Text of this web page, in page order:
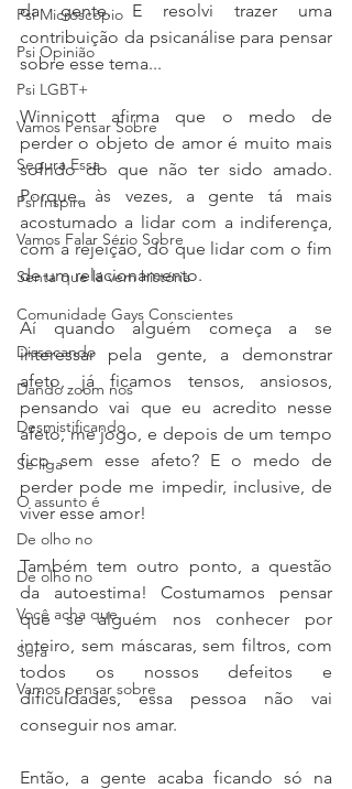
Psi Microscópio
Psi Opinião
Psi LGBT+
Vamos Pensar Sobre
Segura Essa
Psi Inspira
Vamos Falar Sério Sobre
Senta que lá vem história
Comunidade Gays Conscientes
Dissecando
Dando zoom nos
Desmistificando
Se liga
O assunto é
De olho no
De olho no
Você acha que
Será
Vamos pensar sobre
da gente. E resolvi trazer uma
contribuição da psicanálise para pensar
sobre esse tema...
Winnicott afirma que o medo de
perder o objeto de amor é muito mais
sofrido do que não ter sido amado.
Porque, às vezes, a gente tá mais
acostumado a lidar com a indiferença,
com a rejeição, do que lidar com o fim
de um relacionamento.
Aí quando alguém começa a se
interessar pela gente, a demonstrar
afeto, já ficamos tensos, ansiosos,
pensando vai que eu acredito nesse
afeto, me jogo, e depois de um tempo
fico sem esse afeto? E o medo de
perder pode me impedir, inclusive, de
viver esse amor!
Também tem outro ponto, a questão
da autoestima! Costumamos pensar
que se alguém nos conhecer por
inteiro, sem máscaras, sem filtros, com
todos os nossos defeitos e
dificuldades, essa pessoa não vai
conseguir nos amar.
Então, a gente acaba ficando só na